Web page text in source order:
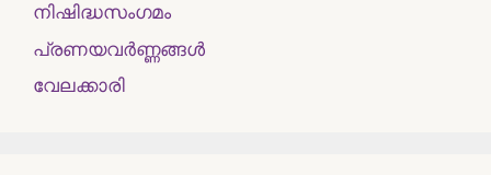
നിഷിദ്ധസംഗമം
പ്രണയവർണ്ണങ്ങൾ
വേലക്കാരി